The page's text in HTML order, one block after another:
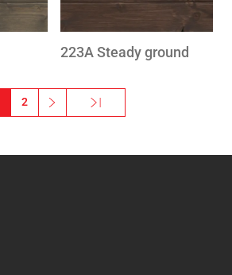
223A Steady ground
2 ››
Järgmine leht
Viimane »
Viimane leht